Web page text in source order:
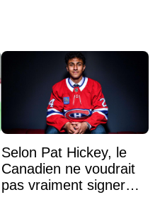
Selon Pat Hickey, le
Canadien ne voudrait
pas vraiment signer